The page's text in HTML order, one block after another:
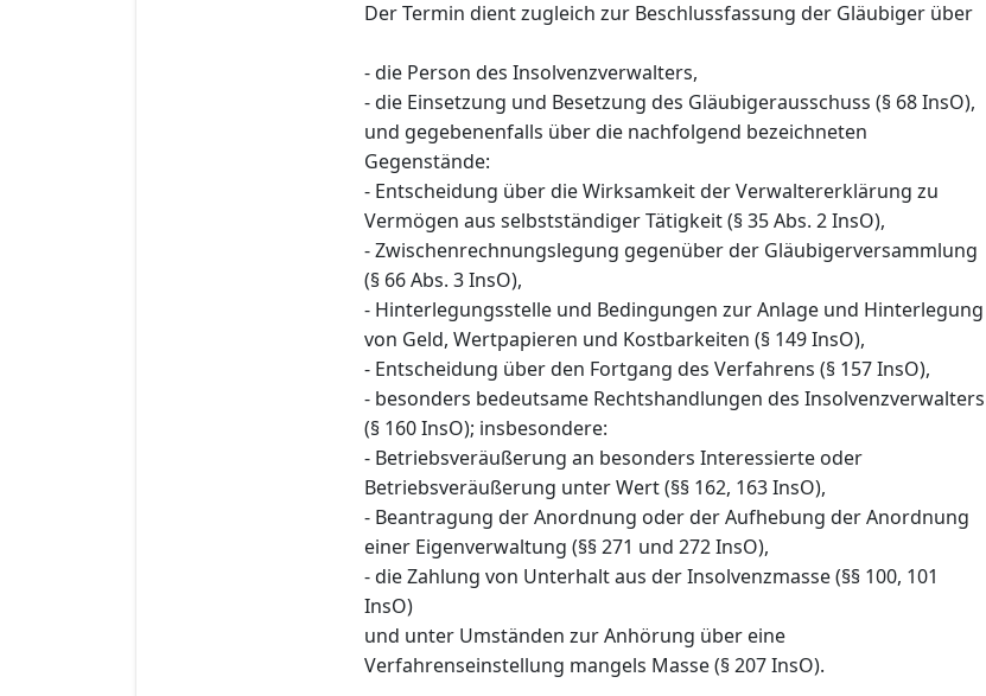
Der Termin dient zugleich zur Beschlussfassung der Gläubiger über
- die Person des Insolvenzverwalters,
- die Einsetzung und Besetzung des Gläubigerausschuss (§ 68 InsO),
und gegebenenfalls über die nachfolgend bezeichneten
Gegenstände:
- Entscheidung über die Wirksamkeit der Verwaltererklärung zu
Vermögen aus selbstständiger Tätigkeit (§ 35 Abs. 2 InsO),
- Zwischenrechnungslegung gegenüber der Gläubigerversammlung
(§ 66 Abs. 3 InsO),
- Hinterlegungsstelle und Bedingungen zur Anlage und Hinterlegung
von Geld, Wertpapieren und Kostbarkeiten (§ 149 InsO),
- Entscheidung über den Fortgang des Verfahrens (§ 157 InsO),
- besonders bedeutsame Rechtshandlungen des Insolvenzverwalters
(§ 160 InsO); insbesondere:
- Betriebsveräußerung an besonders Interessierte oder
Betriebsveräußerung unter Wert (§§ 162, 163 InsO),
- Beantragung der Anordnung oder der Aufhebung der Anordnung
einer Eigenverwaltung (§§ 271 und 272 InsO),
- die Zahlung von Unterhalt aus der Insolvenzmasse (§§ 100, 101
InsO)
und unter Umständen zur Anhörung über eine
Verfahrenseinstellung mangels Masse (§ 207 InsO).